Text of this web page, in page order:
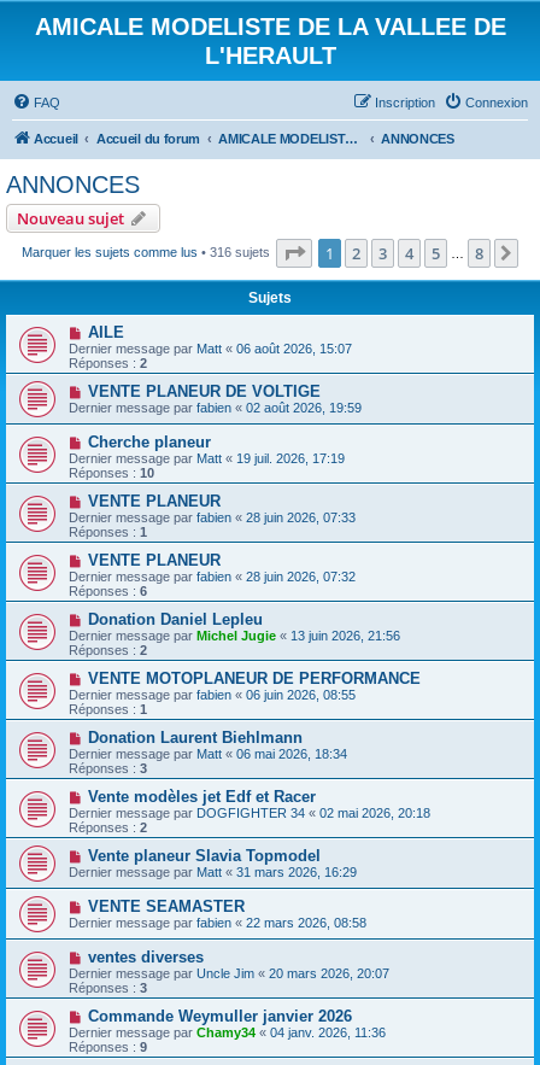
AMICALE MODELISTE DE LA VALLEE DE
L'HERAULT
FAQ Connexion
Inscription
Accueil Accueil du forum AMICALE MODELISTE DE LA VALLEE DE L'HERAULT ANNONCES
ANNONCES
Nouveau sujet
Marquer les sujets comme lus • 316 sujets Page 1sur8
1 2 3 4 5 8
Sujets
AILE
Dernier message par Matt « 06 août 2026, 15:07
Réponses : 2
VENTE PLANEUR DE VOLTIGE
Dernier message par fabien « 02 août 2026, 19:59
Cherche planeur
Dernier message par Matt « 19 juil. 2026, 17:19
Réponses : 10
VENTE PLANEUR
Dernier message par fabien « 28 juin 2026, 07:33
Réponses : 1
VENTE PLANEUR
Dernier message par fabien « 28 juin 2026, 07:32
Réponses : 6
Donation Daniel Lepleu
Dernier message par Michel Jugie « 13 juin 2026, 21:56
Réponses : 2
VENTE MOTOPLANEUR DE PERFORMANCE
Dernier message par fabien « 06 juin 2026, 08:55
Réponses : 1
Donation Laurent Biehlmann
Dernier message par Matt « 06 mai 2026, 18:34
Réponses : 3
Vente modèles jet Edf et Racer
Dernier message par DOGFIGHTER 34 « 02 mai 2026, 20:18
Réponses : 2
Vente planeur Slavia Topmodel
Dernier message par Matt « 31 mars 2026, 16:29
VENTE SEAMASTER
Dernier message par fabien « 22 mars 2026, 08:58
ventes diverses
Dernier message par Uncle Jim « 20 mars 2026, 20:07
Réponses : 3
Commande Weymuller janvier 2026
Dernier message par Chamy34 « 04 janv. 2026, 11:36
Réponses : 9